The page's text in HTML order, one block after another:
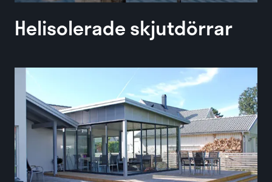
Helisolerade skjutdörrar